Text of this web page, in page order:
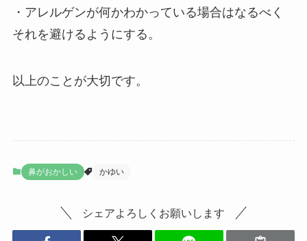
・アレルゲンが何かわかっている場合はなるべく
それを避けるようにする。
以上のことが大切です。
鼻がおかしい かゆい
シェアよろしくお願いします